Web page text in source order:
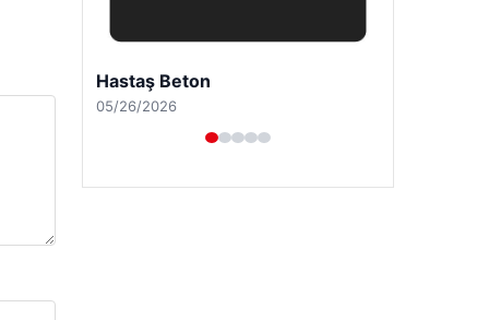
Enes Kaplan Avukatlık Bürosu
04/28/2026